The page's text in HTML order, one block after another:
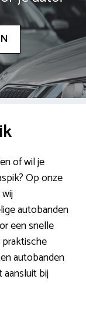
of wil je
Op onze
autobanden
een snelle
autobanden
bij